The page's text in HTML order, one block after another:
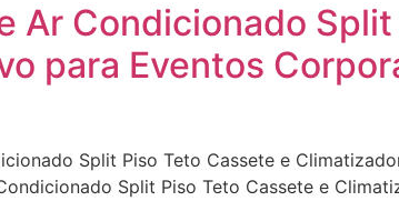
Ar Condicionado
para Eventos
Split Piso Teto Cassete e
Split Piso Teto Cassete e